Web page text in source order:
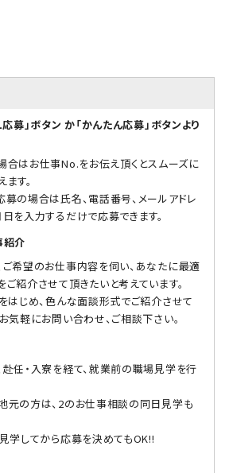
募」ボタン か「かんたん応募」ボタンより
合はお仕事No.をお伝え頂くとスムーズに
す。
募の場合は氏名、電話番号、メールアドレ
日を入力するだけで応募できます。
紹介
ご希望のお仕事内容を伺い、あなたに最適
ご紹介させて頂きたいと考えています。
はじめ、色んな面談形式でご紹介させて
気軽にお問い合わせ、ご相談下さい。
赴任・入寮を経て、就業前の職場見学を行
元の方は、2のお仕事相談の同日見学も
見学してから応募を決めてもOK!!